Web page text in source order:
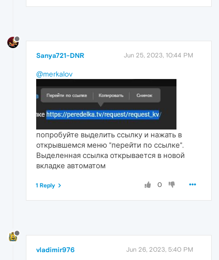
Sanya721-DNR Jun 25, 2023, 10:44 PM
@merkalov
попробуйте выделить ссылку и нажать в
открывшемся меню "перейти по ссылке".
Выделенная ссылка открывается в новой
вкладке автоматом
0
1 Reply
vladimir976 Jun 26, 2023, 5:40 PM